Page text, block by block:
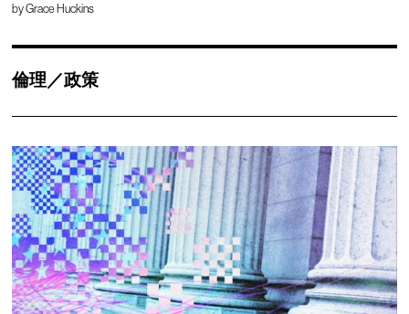
byGrace Huckins
倫理／政策